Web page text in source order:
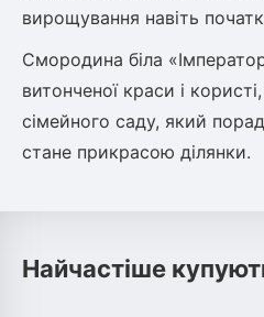
вирощування навіть
Смородина біла
витонченої краси і
сімейного саду, який
стане прикрасою ділянки.
Найчастіше